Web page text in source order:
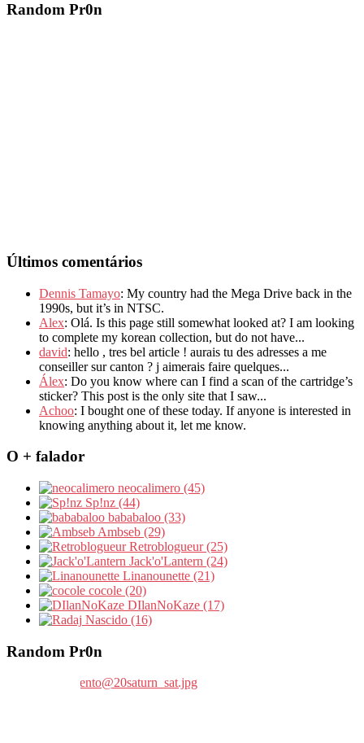
Random Pr0n
Últimos comentários
Dennis Tamayo: My country had the Mega Drive back in the
1990s, but it’s in NTSC.
Alex: Olá. Is this page still somewhat looked at? I am looking
to complete my korean collection, but do not have...
david: hello , tres bel article ! aurais tu des adresses a me
conseiller sur canton ? j aimerais faire quelques...
Álex: Do you know where can I find a scan of the cartridge’s
sticker? This post is the only site that I saw...
Achoo: I bought one of these today. If anyone is interested in
knowing anything about it, let me know.
O + falador
neocalimero (45)
Sp!nz (44)
bababaloo (33)
Ambseb (29)
Retroblogueur (25)
Jack'o'Lantern (24)
Linanounette (21)
cocole (20)
DIlanNoKaze (17)
Nascido (16)
Random Pr0n